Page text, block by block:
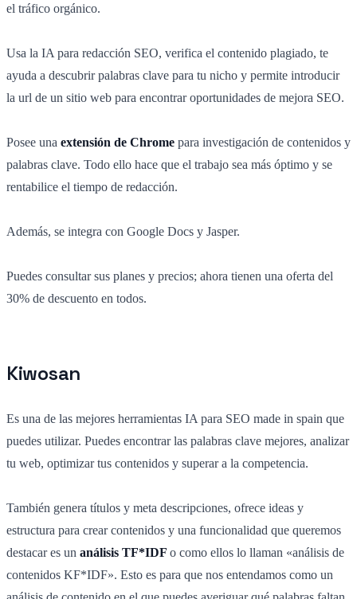
el tráfico orgánico.
Usa la IA para redacción SEO, verifica el contenido plagiado, te
ayuda a descubrir palabras clave para tu nicho y permite introducir
la url de un sitio web para encontrar oportunidades de mejora SEO.
Posee una extensión de Chrome para investigación de contenidos y
palabras clave. Todo ello hace que el trabajo sea más óptimo y se
rentabilice el tiempo de redacción.
Además, se integra con Google Docs y Jasper.
Puedes consultar sus planes y precios; ahora tienen una oferta del
30% de descuento en todos.
Kiwosan
Es una de las mejores herramientas IA para SEO made in spain que
puedes utilizar. Puedes encontrar las palabras clave mejores, analizar
tu web, optimizar tus contenidos y superar a la competencia.
También genera títulos y meta descripciones, ofrece ideas y
estructura para crear contenidos y una funcionalidad que queremos
destacar es un análisis TF*IDF o como ellos lo llaman «análisis de
contenidos KF*IDF». Esto es para que nos entendamos como un